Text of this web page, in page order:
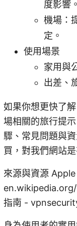
度影響
機場：
定。
使用場景
家用與
出差、
如果你想更快了
場相關的旅行提
驟、常見問題與
買，對我們網站
來源與資源
指南 -